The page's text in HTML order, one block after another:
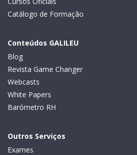
Catálogo de Formação
Conteúdos GALILEU
Blog
Revista Game Changer
Webcasts
White Papers
Barómetro RH
Outros Serviços
Exames